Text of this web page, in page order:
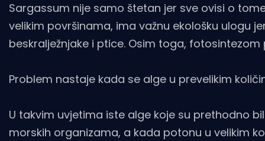
Sargassum nije samo štetan jer sve ovisi o
velikim površinama, ima važnu ekološku ulogu
beskralježnjake i ptice. Osim toga,
Problem nastaje kada se alge u prevelikim
U takvim uvjetima iste alge koje su prethodno
morskih organizama, a kada potonu u velikim